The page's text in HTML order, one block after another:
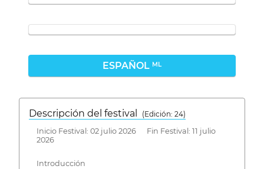
ESPAÑOL ML
Descripción del festival
( Edición: 24)
Inicio Festival: 02 julio 2026 Fin Festival: 11 julio
2026
Introducción